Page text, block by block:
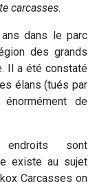
carcasses.
dans le parc
des grands
Il a été constaté
élans (tués par
de
sont
existe au sujet
Carcasses on